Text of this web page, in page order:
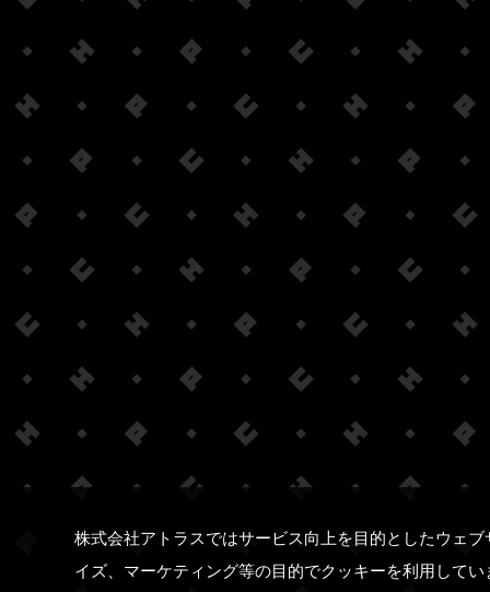
株式会社アトラスではサービス向上を目的としたウェ
イズ、マーケティング等の目的でクッキーを利用して